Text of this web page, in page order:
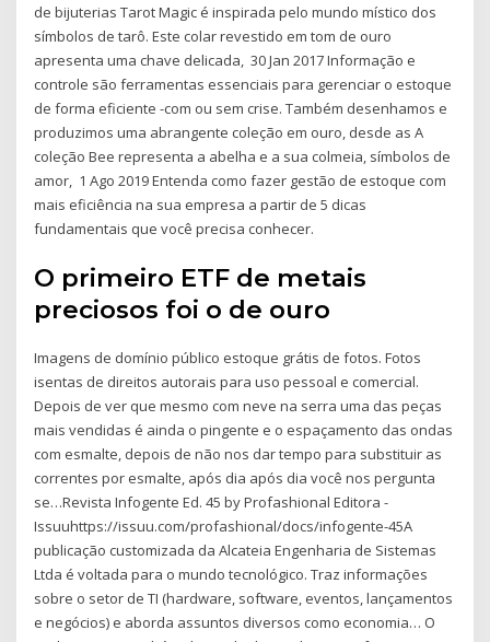
de bijuterias Tarot Magic é inspirada pelo mundo místico dos
símbolos de tarô. Este colar revestido em tom de ouro
apresenta uma chave delicada, 30 Jan 2017 Informação e
controle são ferramentas essenciais para gerenciar o estoque
de forma eficiente -com ou sem crise. Também desenhamos e
produzimos uma abrangente coleção em ouro, desde as A
coleção Bee representa a abelha e a sua colmeia, símbolos de
amor, 1 Ago 2019 Entenda como fazer gestão de estoque com
mais eficiência na sua empresa a partir de 5 dicas
fundamentais que você precisa conhecer.
O primeiro ETF de metais
preciosos foi o de ouro
Imagens de domínio público estoque grátis de fotos. Fotos
isentas de direitos autorais para uso pessoal e comercial.
Depois de ver que mesmo com neve na serra uma das peças
mais vendidas é ainda o pingente e o espaçamento das ondas
com esmalte, depois de não nos dar tempo para substituir as
correntes por esmalte, após dia após dia você nos pergunta
se…Revista Infogente Ed. 45 by Profashional Editora -
Issuuhttps://issuu.com/profashional/docs/infogente-45A
publicação customizada da Alcateia Engenharia de Sistemas
Ltda é voltada para o mundo tecnológico. Traz informações
sobre o setor de TI (hardware, software, eventos, lançamentos
e negócios) e aborda assuntos diversos como economia… O